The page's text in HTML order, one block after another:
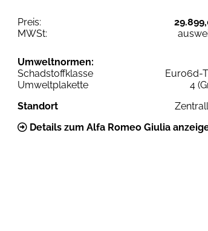
Preis:
MWSt:
Umweltnormen:
Schadstoffklasse
Euro6d-
Umweltplakette
4
Standort
Details zum Alfa Romeo Giulia